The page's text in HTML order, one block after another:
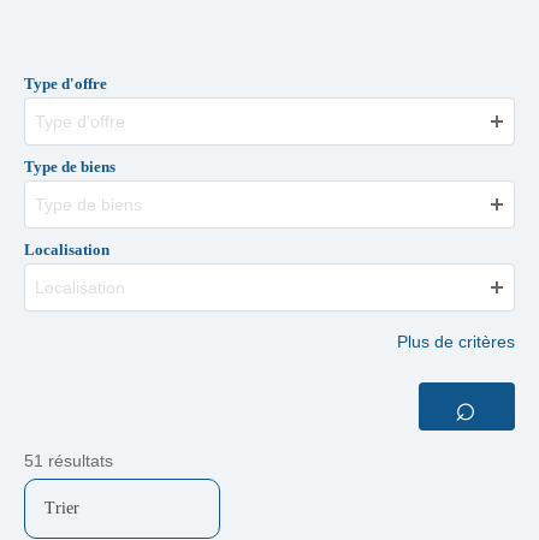
Type d'offre
Type d'offre
Type de biens
Type de biens
Localisation
Localisation
Plus de critères
⌕
51 résultats